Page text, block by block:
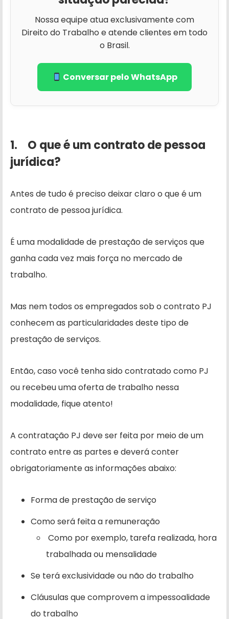
Nossa equipe atua exclusivamente com
Direito do Trabalho e atende clientes em todo
o Brasil.
Conversar pelo WhatsApp
1. O que é um contrato de pessoa
jurídica?
Antes de tudo é preciso deixar claro o que é um
contrato de pessoa jurídica.
É uma modalidade de prestação de serviços que
ganha cada vez mais força no mercado de
trabalho.
Mas nem todos os empregados sob o contrato PJ
conhecem as particularidades deste tipo de
prestação de serviços.
Então, caso você tenha sido contratado como PJ
ou recebeu uma oferta de trabalho nessa
modalidade, fique atento!
A contratação PJ deve ser feita por meio de um
contrato entre as partes e deverá conter
obrigatoriamente as informações abaixo:
Forma de prestação de serviço
Como será feita a remuneração
Como por exemplo, tarefa realizada, hora
trabalhada ou mensalidade
Se terá exclusividade ou não do trabalho
Cláusulas que comprovem a impessoalidade
do trabalho